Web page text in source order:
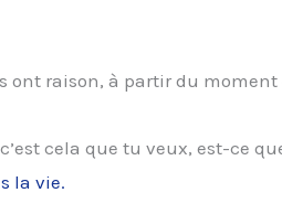
ont raison, à partir du
cela que tu veux, est-ce
la vie.